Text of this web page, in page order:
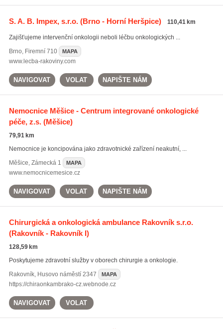
S. A. B. Impex, s.r.o.(Brno - Horní Heršpice) 110,41 km
Zajišťujeme intervenční onkologii neboli léčbu onkologických ...
Brno, Firemní 710 MAPA
www.lecba-rakoviny.com
NAVIGOVAT VOLAT NAPIŠTE NÁM
Nemocnice Měšice - Centrum integrované onkologické
péče, z.s.(Měšice)
79,91 km
Nemocnice je koncipována jako zdravotnické zařízení neakutní, ...
Měšice, Zámecká 1 MAPA
www.nemocnicemesice.cz
NAVIGOVAT VOLAT NAPIŠTE NÁM
Chirurgická a onkologická ambulance Rakovník s.r.o.
(Rakovník - Rakovník I)
128,59 km
Poskytujeme zdravotní služby v oborech chirurgie a onkologie.
Rakovník, Husovo náměstí 2347 MAPA
https://chiraonkambrako-cz.webnode.cz
NAVIGOVAT VOLAT